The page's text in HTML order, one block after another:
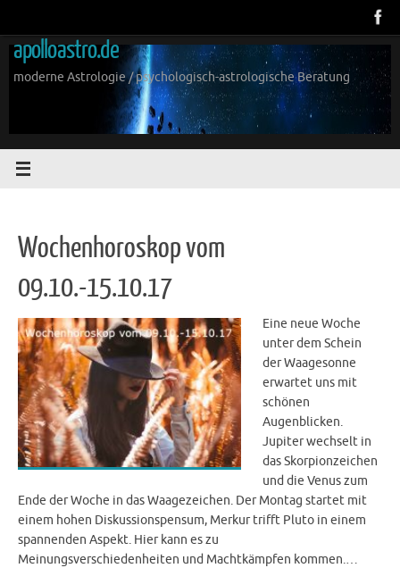
springen
apolloastro.de
moderne Astrologie / psychologisch-astrologische Beratung
Wochenhoroskop vom
09.10.-15.10.17
Eine neue Woche
unter dem Schein
der Waagesonne
erwartet uns mit
schönen
Augenblicken.
Jupiter wechselt in
das Skorpionzeichen
und die Venus zum
Ende der Woche in das Waagezeichen. Der Montag startet mit
einem hohen Diskussionspensum, Merkur trifft Pluto in einem
spannenden Aspekt. Hier kann es zu
Meinungsverschiedenheiten und Machtkämpfen kommen.…